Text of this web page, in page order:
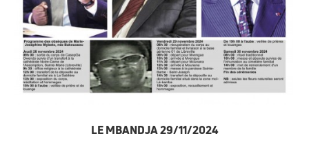
LE MBANDJA 29/11/2024